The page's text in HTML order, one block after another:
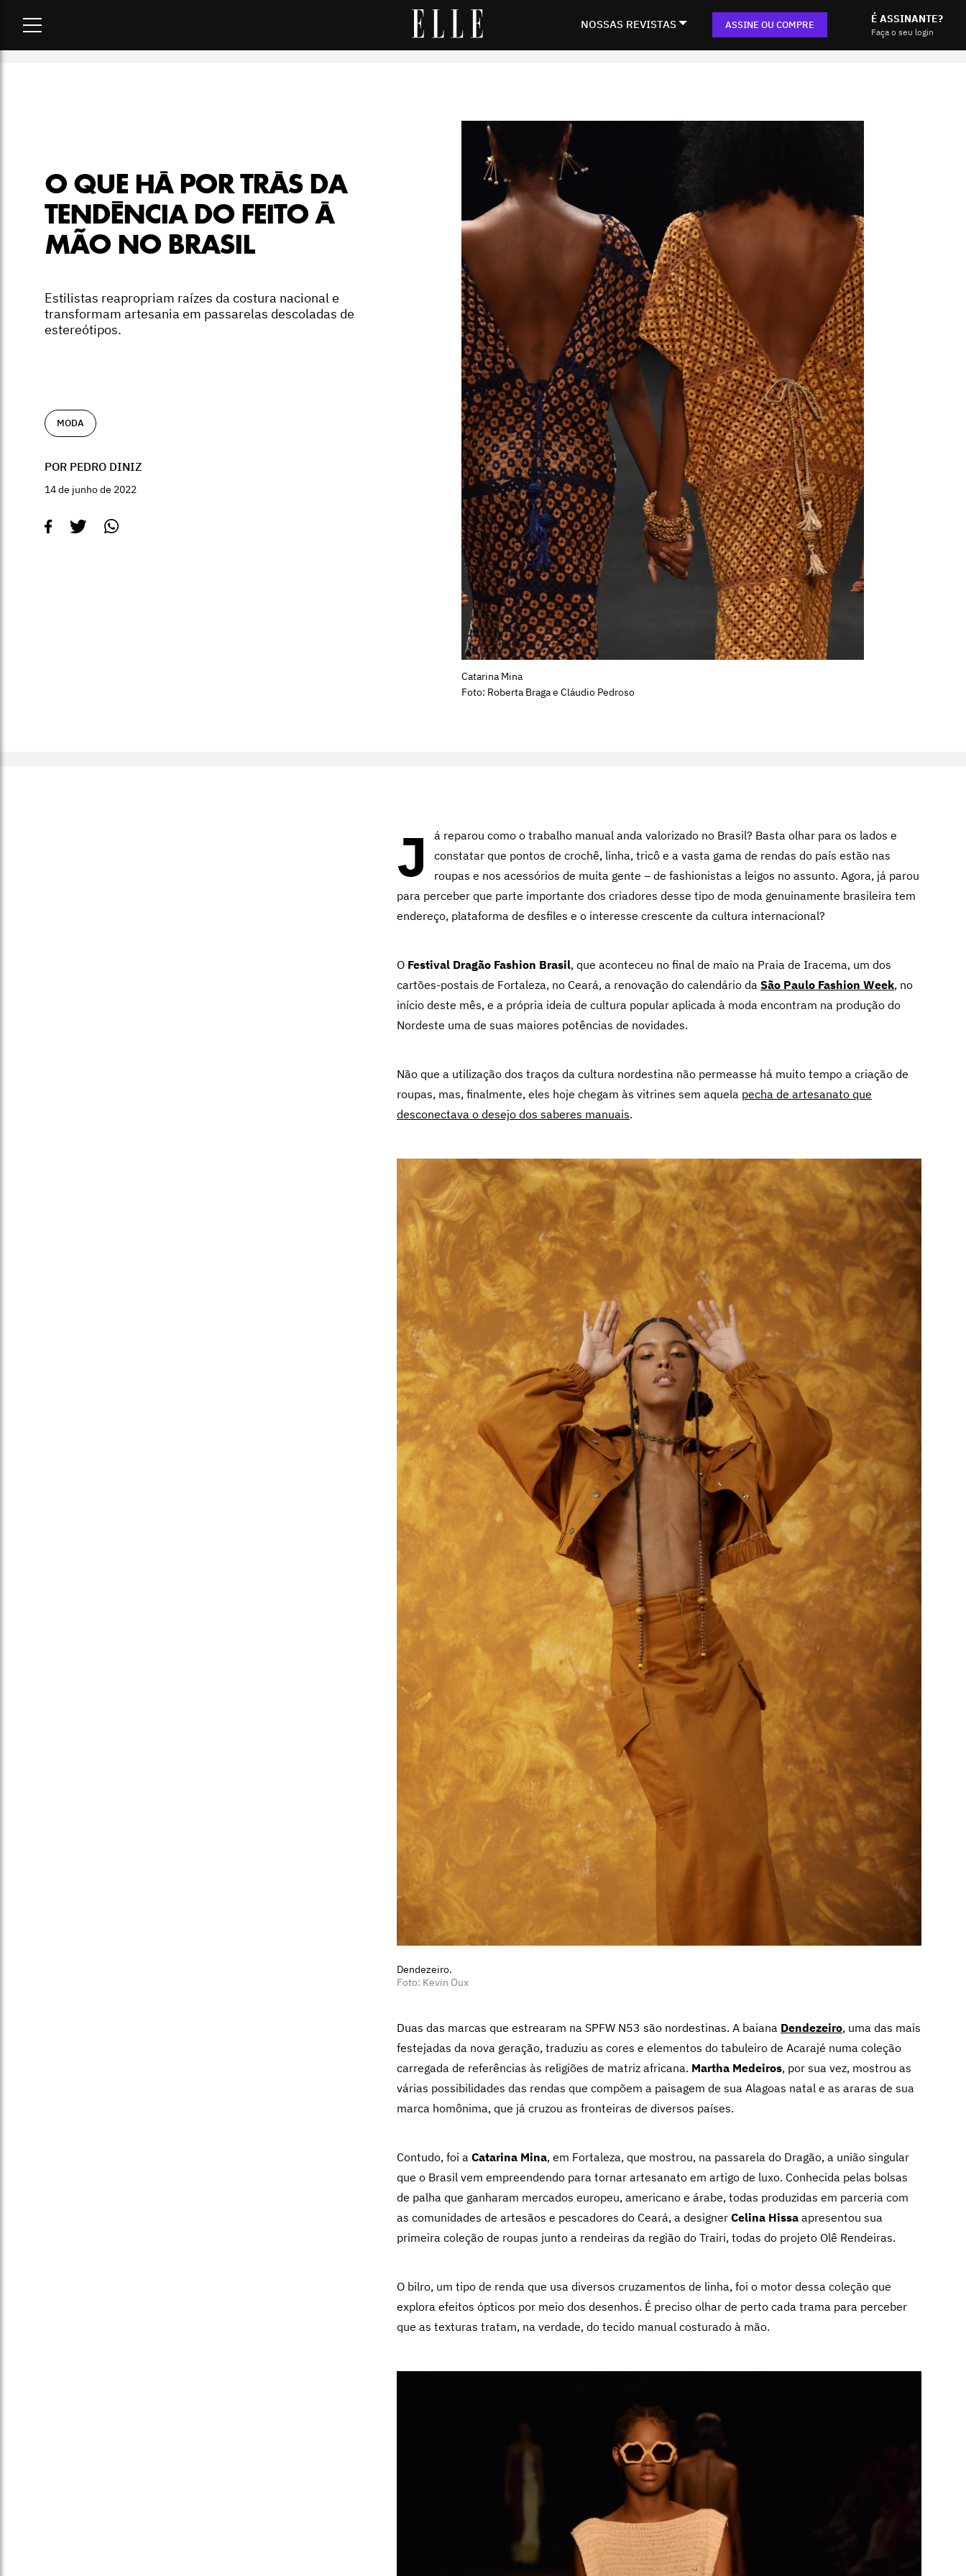
NOSSAS REVISTAS ASSINE OU COMPRE É ASSINANTE?
Faça o seu login
O QUE HÁ POR TRÁS DA
TENDÊNCIA DO FEITO À
MÃO NO BRASIL
Estilistas reapropriam raízes da costura nacional e
transformam artesania em passarelas descoladas de
estereótipos.
MODA
POR PEDRO DINIZ
14 de junho de 2022
Catarina Mina
Foto: Roberta Braga e Cláudio Pedroso
J
á reparou como o trabalho manual anda valorizado no Brasil? Basta olhar para os lados e
constatar que pontos de crochê, linha, tricô e a vasta gama de rendas do país estão nas
roupas e nos acessórios de muita gente – de fashionistas a leigos no assunto. Agora, já parou
para perceber que parte importante dos criadores desse tipo de moda genuinamente brasileira tem
endereço, plataforma de desfiles e o interesse crescente da cultura internacional?
O Festival Dragão Fashion Brasil, que aconteceu no final de maio na Praia de Iracema, um dos
cartões-postais de Fortaleza, no Ceará, a renovação do calendário da São Paulo Fashion Week, no
início deste mês, e a própria ideia de cultura popular aplicada à moda encontram na produção do
Nordeste uma de suas maiores potências de novidades.
Não que a utilização dos traços da cultura nordestina não permeasse há muito tempo a criação de
roupas, mas, finalmente, eles hoje chegam às vitrines sem aquela pecha de artesanato que
desconectava o desejo dos saberes manuais.
Dendezeiro.
Foto: Kevin Oux
Duas das marcas que estrearam na SPFW N53 são nordestinas. A baiana Dendezeiro, uma das mais
festejadas da nova geração, traduziu as cores e elementos do tabuleiro de Acarajé numa coleção
carregada de referências às religiões de matriz africana. Martha Medeiros, por sua vez, mostrou as
várias possibilidades das rendas que compõem a paisagem de sua Alagoas natal e as araras de sua
marca homônima, que já cruzou as fronteiras de diversos países.
Contudo, foi a Catarina Mina, em Fortaleza, que mostrou, na passarela do Dragão, a união singular
que o Brasil vem empreendendo para tornar artesanato em artigo de luxo. Conhecida pelas bolsas
de palha que ganharam mercados europeu, americano e árabe, todas produzidas em parceria com
as comunidades de artesãos e pescadores do Ceará, a designer Celina Hissa apresentou sua
primeira coleção de roupas junto a rendeiras da região do Trairi, todas do projeto Olê Rendeiras.
O bilro, um tipo de renda que usa diversos cruzamentos de linha, foi o motor dessa coleção que
explora efeitos ópticos por meio dos desenhos. É preciso olhar de perto cada trama para perceber
que as texturas tratam, na verdade, do tecido manual costurado à mão.